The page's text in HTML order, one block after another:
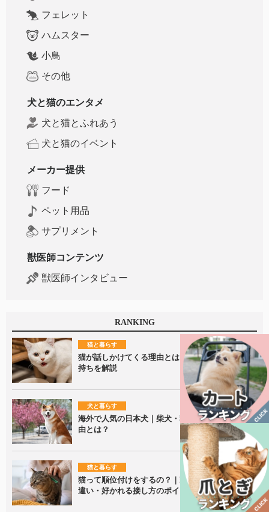
フェレット
ハムスター
小鳥
その他
犬と猫のエンタメ
犬と猫とふれあう
犬と猫のイベント
メーカー提供
フード
ペット用品
サプリメント
獣医師コンテンツ
獣医師インタビュー
RANKING
猫と暮らす
猫が話しかけてくる理由とは？鳴き声に隠れた気
持ちを解説
犬と暮らす
海外で人気の日本犬｜柴犬・秋田犬が愛される理
由とは？
猫と暮らす
猫って順位付けをするの？｜家族内での接し方の
違い・好かれる接し方のポイントを解説！